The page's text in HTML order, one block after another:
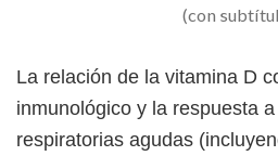
(con
La relación de la vitamina D
inmunológico y la respuesta
respiratorias agudas